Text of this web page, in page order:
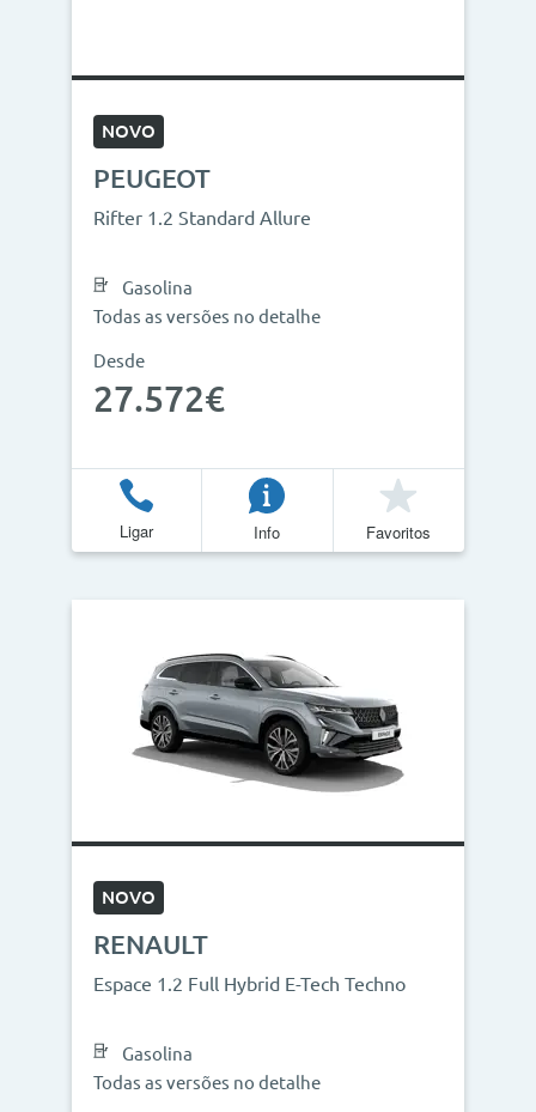
NOVO
PEUGEOT
Rifter 1.2 Standard Allure
Gasolina
Todas as versões no detalhe
Desde
27.572€
Ligar Info Favoritos
NOVO
RENAULT
Espace 1.2 Full Hybrid E-Tech Techno
Gasolina
Todas as versões no detalhe